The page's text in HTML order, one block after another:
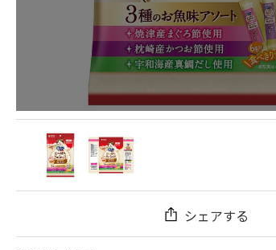
シェアする